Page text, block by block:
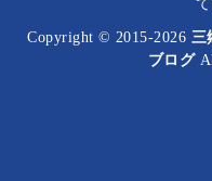
Copyright © 2015-2026 三
ブログ